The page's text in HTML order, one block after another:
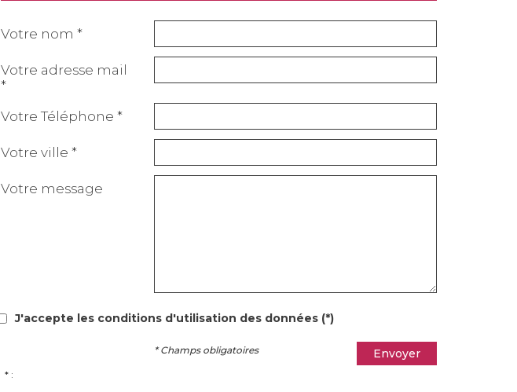
Votre nom *
Votre adresse mail
*
Votre Téléphone *
Votre ville *
Votre message
J'accepte les conditions d'utilisation des données (*)
Envoyer
* Champs obligatoires
* :